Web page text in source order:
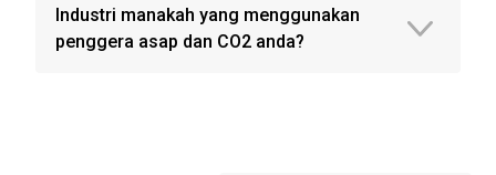
Industri manakah yang menggunakan
penggera asap dan CO2 anda?